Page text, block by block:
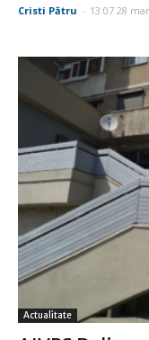
Cristi Pătru - 13:07 28
Actualitate